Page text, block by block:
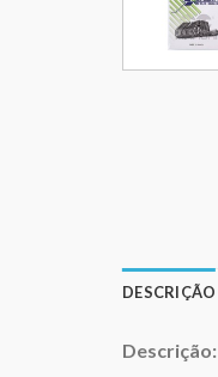
DESCRIÇÃO
Descrição: